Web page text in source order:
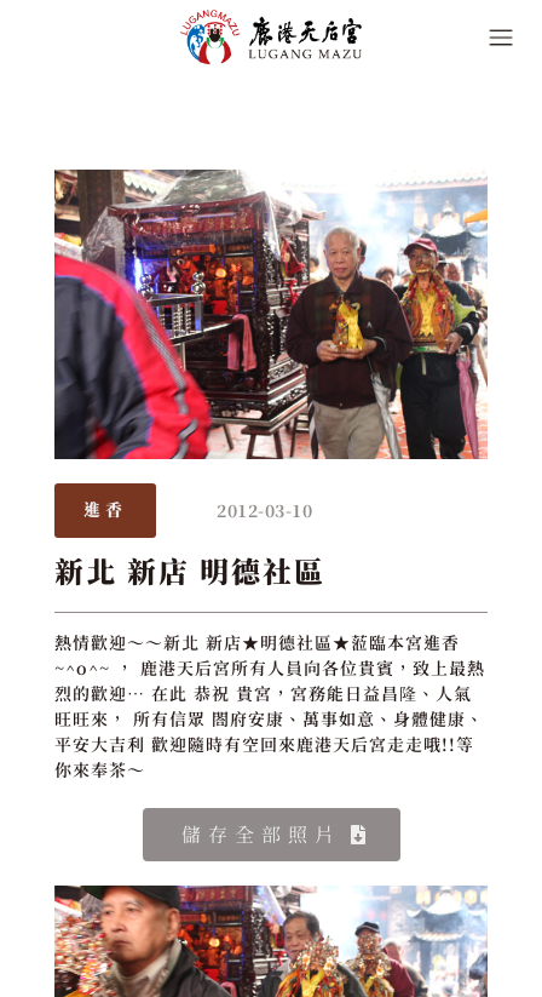
進香 2012-03-10
新北 新店 明德社區
熱情歡迎～～新北 新店★明德社區★蒞臨本宮進香
~^o^~ ， 鹿港天后宮所有人員向各位貴賓，致上最熱
烈的歡迎… 在此 恭祝 貴宮，宮務能日益昌隆、人氣
旺旺來， 所有信眾 閤府安康、萬事如意、身體健康、
平安大吉利 歡迎隨時有空回來鹿港天后宮走走哦!!等
你來奉茶～
儲存全部照片